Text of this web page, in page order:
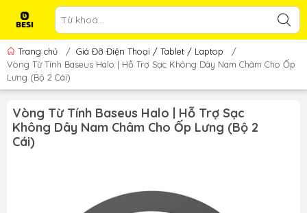
Trang chủ / Giá Đỡ Điện Thoại / Tablet / Laptop
/
Vòng Từ Tính Baseus Halo | Hỗ Trợ Sạc Không Dây Nam Châm Cho Ốp
Lưng (Bộ 2 Cái)
Vòng Từ Tính Baseus Halo | Hỗ Trợ Sạc
Không Dây Nam Châm Cho Ốp Lưng (Bộ 2
Cái)